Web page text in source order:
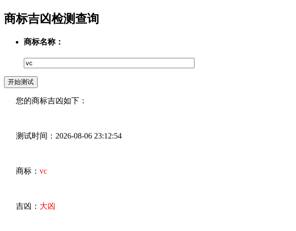
商标吉凶检测查询
商标名称：
您的商标吉凶如下：
测试时间：2026-08-06 23:12:54
商标： vc
吉凶： 大凶